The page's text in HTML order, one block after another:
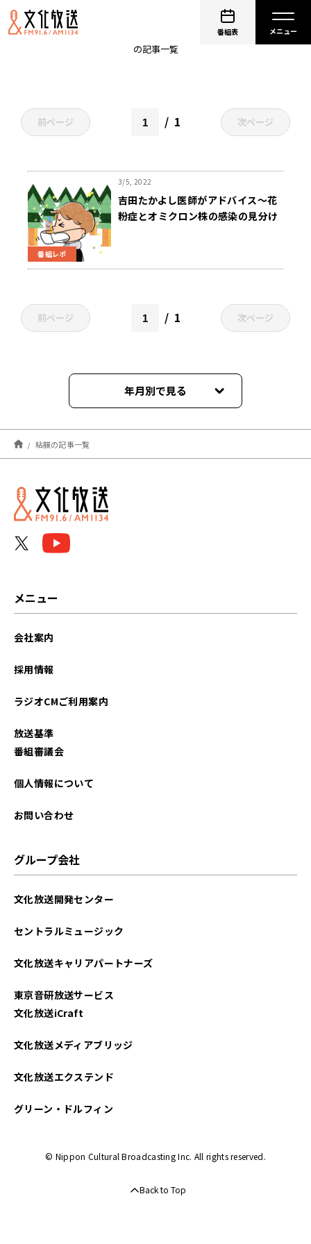
番組表
の記事一覧
前ページ 1 次ページ
番組レポ
3/5, 2022
吉田たかよし医師がアドバイス〜花
粉症とオミクロン株の感染の見分け
前ページ 1 次ページ
年月別で見る
2022年03月
粘膜の記事一覧
メニュー
会社案内
採用情報
ラジオCMご利用案内
放送基準
番組審議会
個人情報について
お問い合わせ
グループ会社
文化放送開発センター
セントラルミュージック
文化放送キャリアパートナーズ
東京音研放送サービス
文化放送iCraft
文化放送メディアブリッジ
文化放送エクステンド
グリーン・ドルフィン
© Nippon Cultural Broadcasting Inc. All rights reserved.
Back to Top